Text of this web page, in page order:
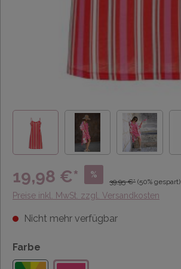
19,98 €* %
39,95 €* (50% gespart)
Preise inkl. MwSt. zzgl. Versandkosten
Nicht mehr verfügbar
Farbe